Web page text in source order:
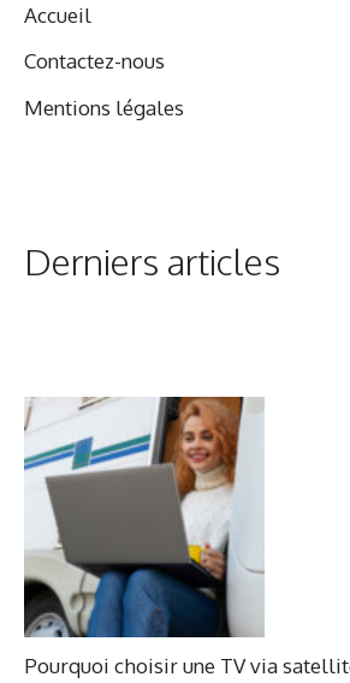
Accueil
Contactez-nous
Mentions légales
Derniers articles
Pourquoi choisir une TV via